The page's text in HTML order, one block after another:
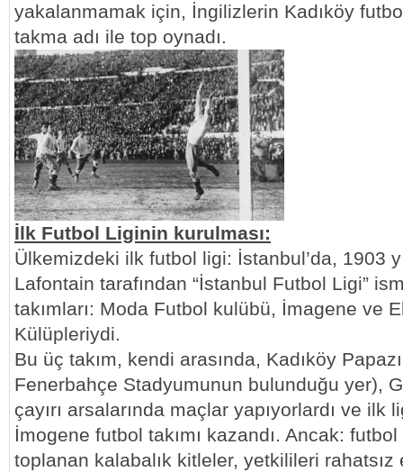
yakalanmamak için, İngilizlerin Kadıköy
takma adı ile top oynadı.
İlk Futbol Liginin kurulması:
Ülkemizdeki ilk futbol ligi: İstanbul’da, 1903
Lafontain tarafından “İstanbul Futbol Ligi”
takımları: Moda Futbol kulübü, İmagene ve
Külüpleriydi.
Bu üç takım, kendi arasında, Kadıköy
Fenerbahçe Stadyumunun bulunduğu yer),
çayırı arsalarında maçlar yapıyorlardı ve ilk
İmogene futbol takımı kazandı. Ancak:
toplanan kalabalık kitleler, yetkilileri rahatsız